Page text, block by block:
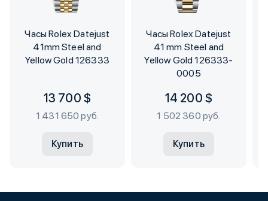
Часы Rolex Datejust
41mm Steel and
Yellow Gold 126333
13 700 $
1 431 650 руб.
Купить
Часы Rolex Datejust
41 mm Steel and
Yellow Gold 126333-
0005
14 200 $
1 502 360 руб.
Купить